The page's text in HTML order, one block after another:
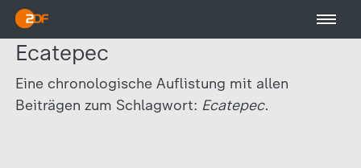
Ecatepec
Eine chronologische Auflistung mit allen
Beiträgen zum Schlagwort: Ecatepec.